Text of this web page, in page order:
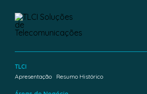
TLCI
Apresentação
Resumo Histórico